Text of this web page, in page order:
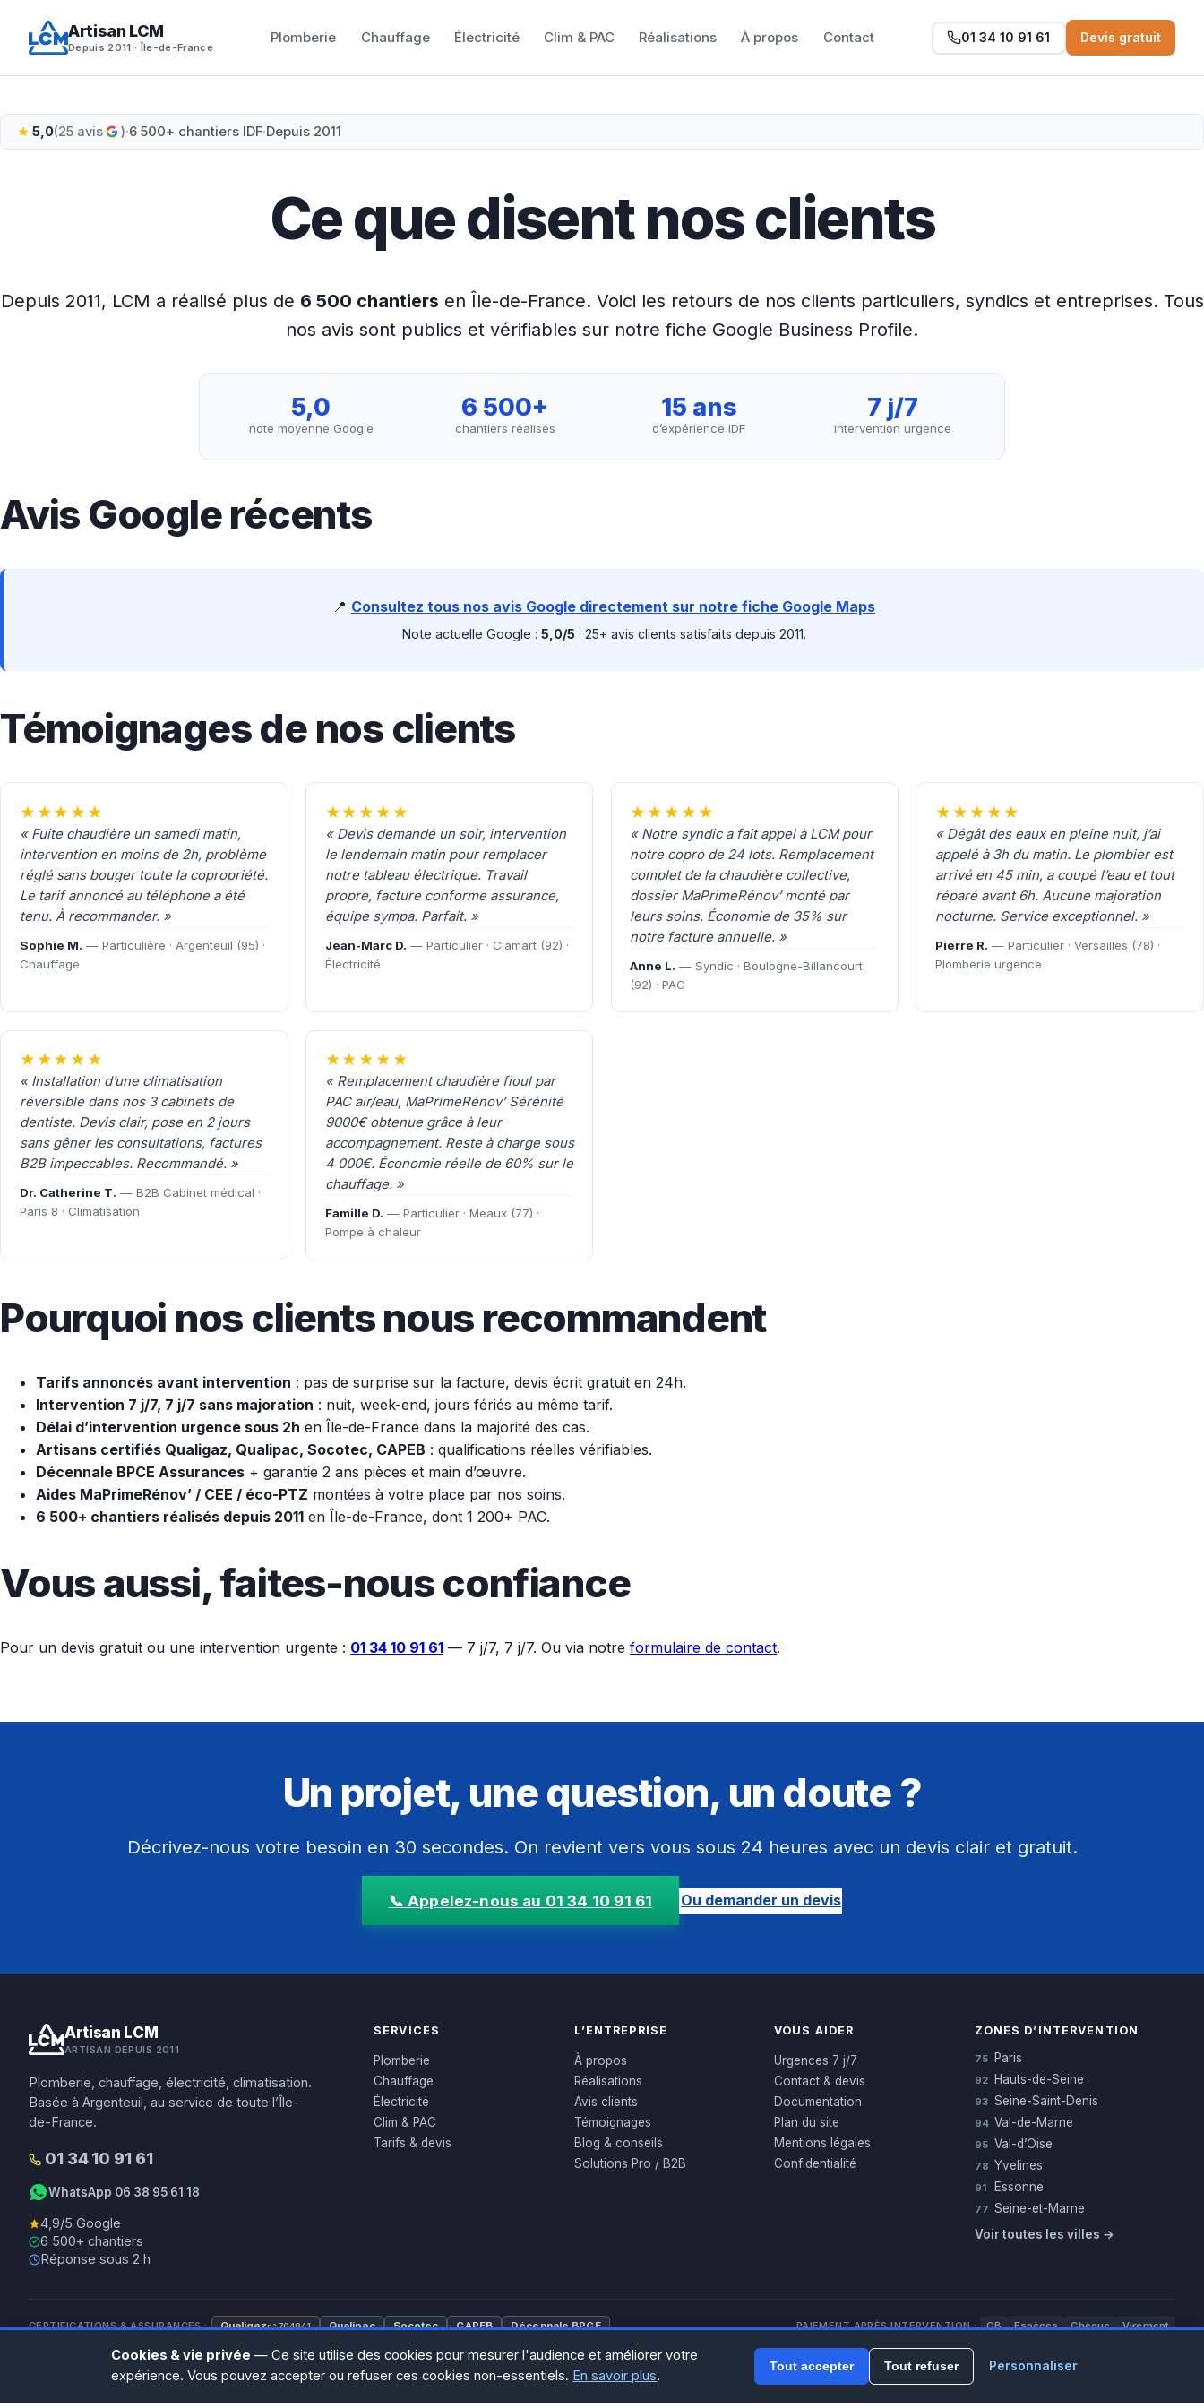
contenu
Artisan LCM
Depuis 2011 · Île-de-France
Plomberie Chauffage Électricité Clim & PAC Réalisations À propos Contact 01 34 10 91 61 Devis gratuit
5,0(25 avis )·6 500+ chantiers IDF·Depuis 2011
Ce que disent nos clients
Depuis 2011, LCM a réalisé plus de 6 500 chantiers en Île-de-France. Voici les retours de nos clients particuliers, syndics et entreprises. Tous
nos avis sont publics et vérifiables sur notre fiche Google Business Profile.
5,0
note moyenne Google
6 500+
chantiers réalisés
15 ans
d’expérience IDF
7 j/7
intervention urgence
Avis Google récents
📍 Consultez tous nos avis Google directement sur notre fiche Google Maps
Note actuelle Google : 5,0/5 · 25+ avis clients satisfaits depuis 2011.
Témoignages de nos clients
★★★★★
« Fuite chaudière un samedi matin,
intervention en moins de 2h, problème
réglé sans bouger toute la copropriété.
Le tarif annoncé au téléphone a été
tenu. À recommander. »
Sophie M. — Particulière · Argenteuil (95) ·
Chauffage
★★★★★
« Devis demandé un soir, intervention
le lendemain matin pour remplacer
notre tableau électrique. Travail
propre, facture conforme assurance,
équipe sympa. Parfait. »
Jean-Marc D. — Particulier · Clamart (92) ·
Électricité
★★★★★
« Notre syndic a fait appel à LCM pour
notre copro de 24 lots. Remplacement
complet de la chaudière collective,
dossier MaPrimeRénov’ monté par
leurs soins. Économie de 35% sur
notre facture annuelle. »
Anne L. — Syndic · Boulogne-Billancourt
(92) · PAC
★★★★★
« Dégât des eaux en pleine nuit, j’ai
appelé à 3h du matin. Le plombier est
arrivé en 45 min, a coupé l’eau et tout
réparé avant 6h. Aucune majoration
nocturne. Service exceptionnel. »
Pierre R. — Particulier · Versailles (78) ·
Plomberie urgence
★★★★★
« Installation d’une climatisation
réversible dans nos 3 cabinets de
dentiste. Devis clair, pose en 2 jours
sans gêner les consultations, factures
B2B impeccables. Recommandé. »
Dr. Catherine T. — B2B Cabinet médical ·
Paris 8 · Climatisation
★★★★★
« Remplacement chaudière fioul par
PAC air/eau, MaPrimeRénov’ Sérénité
9000€ obtenue grâce à leur
accompagnement. Reste à charge sous
4 000€. Économie réelle de 60% sur le
chauffage. »
Famille D. — Particulier · Meaux (77) ·
Pompe à chaleur
Pourquoi nos clients nous recommandent
Tarifs annoncés avant intervention : pas de surprise sur la facture, devis écrit gratuit en 24h.
Intervention 7 j/7, 7 j/7 sans majoration : nuit, week-end, jours fériés au même tarif.
Délai d’intervention urgence sous 2h en Île-de-France dans la majorité des cas.
Artisans certifiés Qualigaz, Qualipac, Socotec, CAPEB : qualifications réelles vérifiables.
Décennale BPCE Assurances + garantie 2 ans pièces et main d’œuvre.
Aides MaPrimeRénov’ / CEE / éco-PTZ montées à votre place par nos soins.
6 500+ chantiers réalisés depuis 2011 en Île-de-France, dont 1 200+ PAC.
Vous aussi, faites-nous confiance
Pour un devis gratuit ou une intervention urgente : 01 34 10 91 61 — 7 j/7, 7 j/7. Ou via notre formulaire de contact.
Un projet, une question, un doute ?
Décrivez-nous votre besoin en 30 secondes. On revient vers vous sous 24 heures avec un devis clair et gratuit.
📞 Appelez-nous au 01 34 10 91 61 Ou demander un devis
Artisan LCM
ARTISAN DEPUIS 2011
Plomberie, chauffage, électricité, climatisation.
Basée à Argenteuil, au service de toute l’Île-
de-France.
01 34 10 91 61
WhatsApp 06 38 95 61 18
4,9/5 Google
6 500+ chantiers
Réponse sous 2 h
SERVICES
Plomberie
Chauffage
Électricité
Clim & PAC
Tarifs & devis
L’ENTREPRISE
À propos
Réalisations
Avis clients
Témoignages
Blog & conseils
Solutions Pro / B2B
VOUS AIDER
Urgences 7 j/7
Contact & devis
Documentation
Plan du site
Mentions légales
Confidentialité
ZONES D’INTERVENTION
75 Paris
92 Hauts-de-Seine
93 Seine-Saint-Denis
94 Val-de-Marne
95 Val-d’Oise
78 Yvelines
91 Essonne
77 Seine-et-Marne
Voir toutes les villes →
CERTIFICATIONS & ASSURANCES : Qualigazn° 704841 Qualipac Socotec CAPEB Décennale BPCE PAIEMENT APRÈS INTERVENTION : CB Espèces Chèque Virement
© LCM 2026 · Artisan depuis 2011 · SARL au capital 7 800 € 284 rue d’Épinay, 95100 Argenteuil · SIREN 534 981 352 · RCS Pontoise · TVA FR65534981352
Cookies & vie privée — Ce site utilise des cookies pour mesurer l'audience et améliorer votre
expérience. Vous pouvez accepter ou refuser ces cookies non-essentiels. En savoir plus.
Tout accepter Tout refuser Personnaliser